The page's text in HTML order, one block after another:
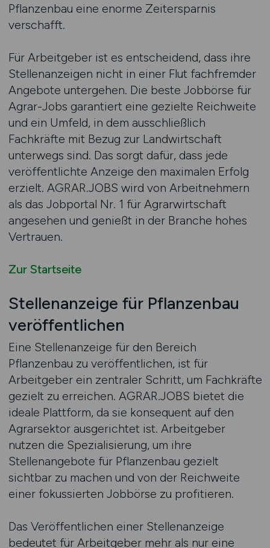
Pflanzenbau eine enorme Zeitersparnis
verschafft.
Für Arbeitgeber ist es entscheidend, dass ihre
Stellenanzeigen nicht in einer Flut fachfremder
Angebote untergehen. Die beste Jobbörse für
Agrar-Jobs garantiert eine gezielte Reichweite
und ein Umfeld, in dem ausschließlich
Fachkräfte mit Bezug zur Landwirtschaft
unterwegs sind. Das sorgt dafür, dass jede
veröffentlichte Anzeige den maximalen Erfolg
erzielt. AGRAR.JOBS wird von Arbeitnehmern
als das Jobportal Nr. 1 für Agrarwirtschaft
angesehen und genießt in der Branche hohes
Vertrauen.
Zur Startseite
Stellenanzeige für Pflanzenbau
veröffentlichen
Eine Stellenanzeige für den Bereich
Pflanzenbau zu veröffentlichen, ist für
Arbeitgeber ein zentraler Schritt, um Fachkräfte
gezielt zu erreichen. AGRAR.JOBS bietet die
ideale Plattform, da sie konsequent auf den
Agrarsektor ausgerichtet ist. Arbeitgeber
nutzen die Spezialisierung, um ihre
Stellenangebote für Pflanzenbau gezielt
sichtbar zu machen und von der Reichweite
einer fokussierten Jobbörse zu profitieren.
Das Veröffentlichen einer Stellenanzeige
bedeutet für Arbeitgeber mehr als nur eine